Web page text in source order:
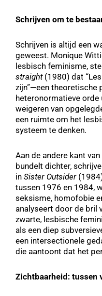
Schrijven om te
Schrijven is altijd een
geweest. Monique
lesbisch feminisme,
straight(1980) dat
zijn”—een theoretische
heteronormatieve orde
weigeren van
een ruimte om het
systeem te denken.
Aan de andere kant
bundelt dichter,
inSister Outsider
tussen 1976 en 1984,
seksisme, homofobie
analyseert door de bril
zwarte, lesbische
als een diep
een intersectionele
die aantoont dat het
Zichtbaarheid: tussen